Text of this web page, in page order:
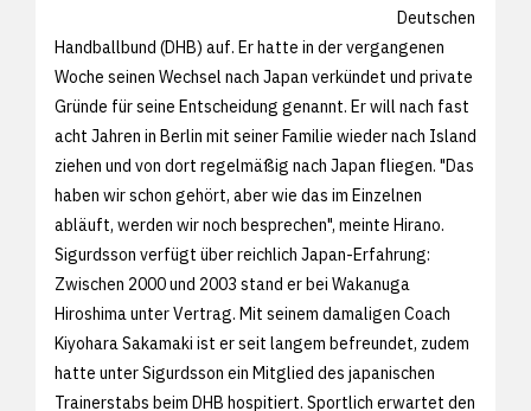
Deutschen
Handballbund (DHB) auf. Er hatte in der vergangenen
Woche seinen Wechsel nach Japan verkündet und private
Gründe für seine Entscheidung genannt. Er will nach fast
acht Jahren in Berlin mit seiner Familie wieder nach Island
ziehen und von dort regelmäßig nach Japan fliegen. "Das
haben wir schon gehört, aber wie das im Einzelnen
abläuft, werden wir noch besprechen", meinte Hirano.
Sigurdsson verfügt über reichlich Japan-Erfahrung:
Zwischen 2000 und 2003 stand er bei Wakanuga
Hiroshima unter Vertrag. Mit seinem damaligen Coach
Kiyohara Sakamaki ist er seit langem befreundet, zudem
hatte unter Sigurdsson ein Mitglied des japanischen
Trainerstabs beim DHB hospitiert. Sportlich erwartet den